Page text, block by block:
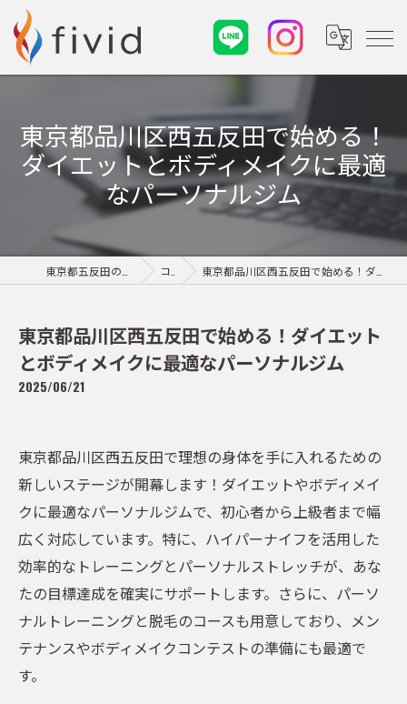
東京都品川区西五反田で始める！
ダイエットとボディメイクに最適
なパーソナルジム
コラム 東京都品川区西五反田で始める！ダイエットとボディメイクに最適なパーソナルジム
東京都品川区西五反田で始める！ダイエット
とボディメイクに最適なパーソナルジム
2025/06/21
東京都品川区西五反田で理想の身体を手に入れるための
新しいステージが開幕します！ダイエットやボディメイ
クに最適なパーソナルジムで、初心者から上級者まで幅
広く対応しています。特に、ハイパーナイフを活用した
効率的なトレーニングとパーソナルストレッチが、あな
たの目標達成を確実にサポートします。さらに、パーソ
ナルトレーニングと脱毛のコースも用意しており、メン
テナンスやボディメイクコンテストの準備にも最適で
す。